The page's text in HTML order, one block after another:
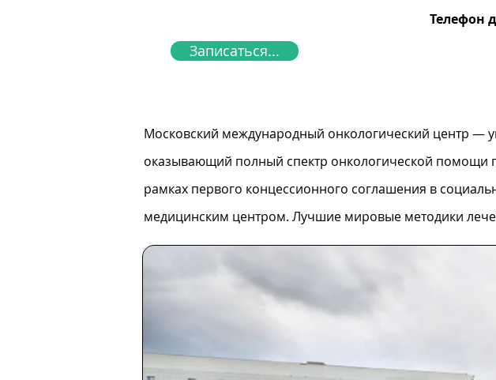
Телефон
Записаться...
Московский международный онкологический центр —
оказывающий полный спектр онкологической
рамках первого концессионного соглашения в
медицинским центром. Лучшие мировые методики